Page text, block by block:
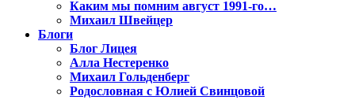
Каким мы помним август 1991-го…
Михаил Швейцер
Блоги
Блог Лицея
Алла Нестеренко
Михаил Гольденберг
Родословная с Юлией Свинцовой